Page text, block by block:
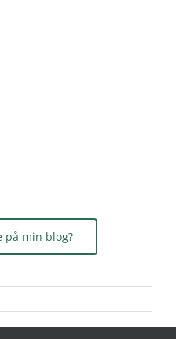
på min blog?